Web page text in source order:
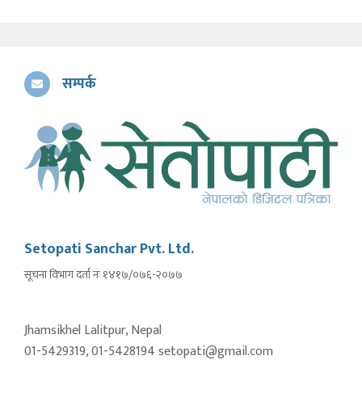
सम्पर्क
Setopati Sanchar Pvt. Ltd.
सूचना विभाग दर्ता नंः १४१७/०७६-२०७७
Jhamsikhel Lalitpur, Nepal
01-5429319, 01-5428194 setopati@gmail.com